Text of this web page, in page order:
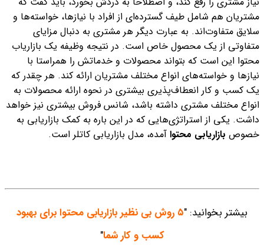
مشتریان هم شامل طیف گسترده‌ای از افراد با نیازها، خواسته‌ها و
سلایق متفاوت‌اند. به عبارت دیگر هر مشتری به دنبال مزایای
متفاوتی از یک محصول خاص است. در نتیجه وظیفه یک بازاریاب
محتوا این است که بتواند محصولات و خدماتش را همراستا با
نیازها و خواسته‌های انواع مختلف مشتریان ارائه کند. هر چقدر که
یک کسب و کار انعطاف‌پذیری بیشتری در نحوه ارائه محصولات به
انواع مختلف مشتری داشته باشد، شانس فروش بیشتری نیز خواهد
داشت. یکی از استراتژی‌هایی که در این باره به کمک بازاریابی به
خصوص بازاریابی محتوا آمده، مدل بازاریابی کاتلر است.
بیشتر بخوانید: "
۵ روش بی نظیر بازاریابی محتوا برای بهبود
کسب و کار شما"